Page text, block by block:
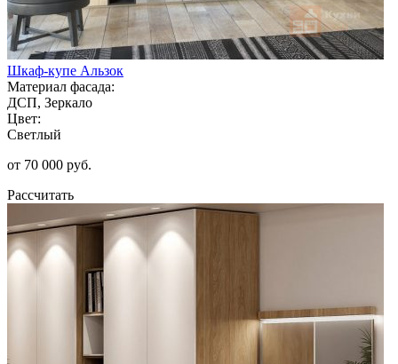
Шкаф-купе Альзок
Материал фасада:
ДСП, Зеркало
Цвет:
Светлый
от 70 000 руб.
Рассчитать